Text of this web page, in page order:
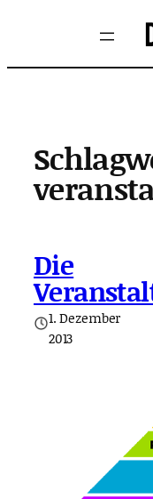
springen
Die
1. Dezember
2013